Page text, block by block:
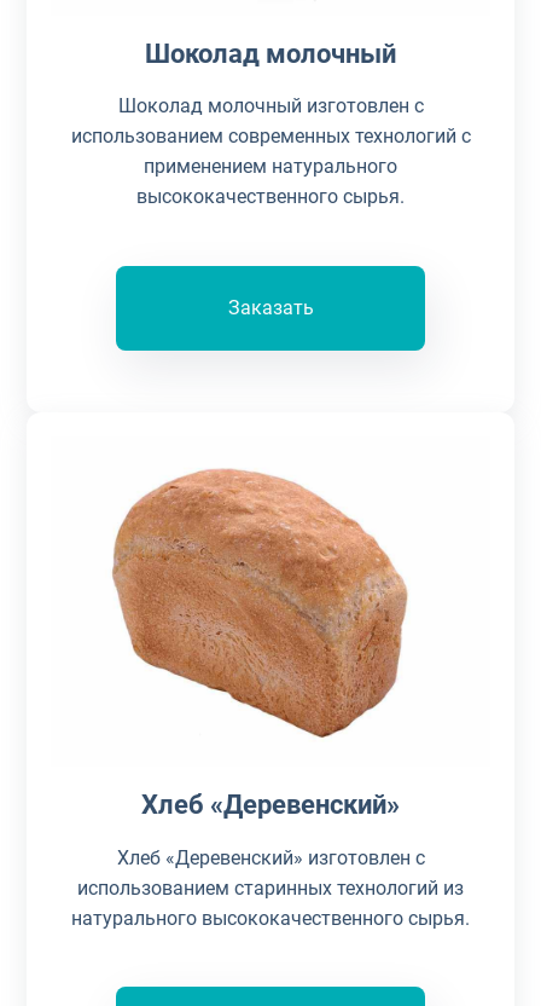
Шоколад молочный
Шоколад молочный изготовлен с
использованием современных технологий с
применением натурального
высококачественного сырья.
Заказать
Хлеб «Деревенский»
Хлеб «Деревенский» изготовлен с
использованием старинных технологий из
натурального высококачественного сырья.